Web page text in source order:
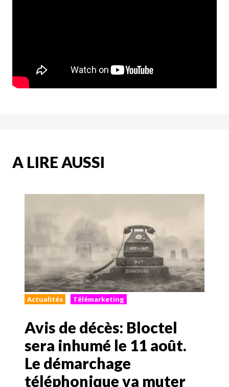
A LIRE AUSSI
Actualités Télémarketing
Avis de décès: Bloctel
sera inhumé le 11 août.
Le démarchage
téléphonique va muter